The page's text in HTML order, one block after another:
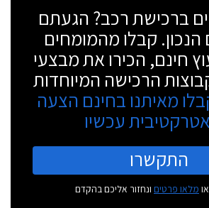
ברכישת רכב? הגעתם
קבלו מהמומחים
חינם, הכירו את מבצעי
הרכישה המיוחדות
מאיתנו בחינם הצעה
אטרקטיבית עכשיו
התקשרו
מלאו פרטים ונחזור אליכם בהקדם